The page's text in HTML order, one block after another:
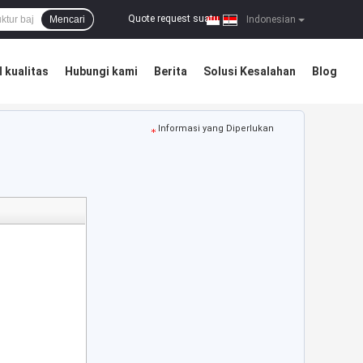
Indonesian
Quote request suatu |
Mencari
kualitas Hubungi kami Berita Solusi Kesalahan Blog
Informasi yang Diperlukan